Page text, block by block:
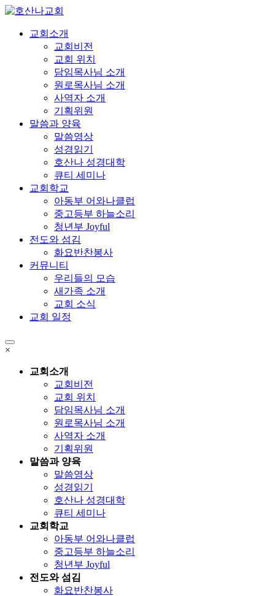
교회소개
교회비전
교회 위치
담임목사님 소개
원로목사님 소개
사역자 소개
기획위원
말씀과 양육
말씀영상
성경읽기
호산나 성경대학
큐티 세미나
교회학교
아동부 어와나클럽
중고등부 하늘소리
청년부 Joyful
전도와 섬김
화요반찬봉사
커뮤니티
우리들의 모습
새가족 소개
교회 소식
교회 일정
×
교회소개
교회비전
교회 위치
담임목사님 소개
원로목사님 소개
사역자 소개
기획위원
말씀과 양육
말씀영상
성경읽기
호산나 성경대학
큐티 세미나
교회학교
아동부 어와나클럽
중고등부 하늘소리
청년부 Joyful
전도와 섬김
화요반찬봉사